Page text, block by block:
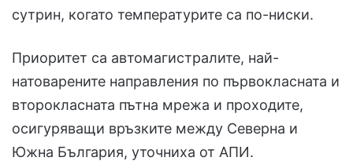
сутрин, когато температурите са по-ниски.
Приоритет са автомагистралите, най-
натоварените направления по първокласната и
второкласната пътна мрежа и проходите,
осигуряващи връзките между Северна и
Южна България, уточниха от АПИ.